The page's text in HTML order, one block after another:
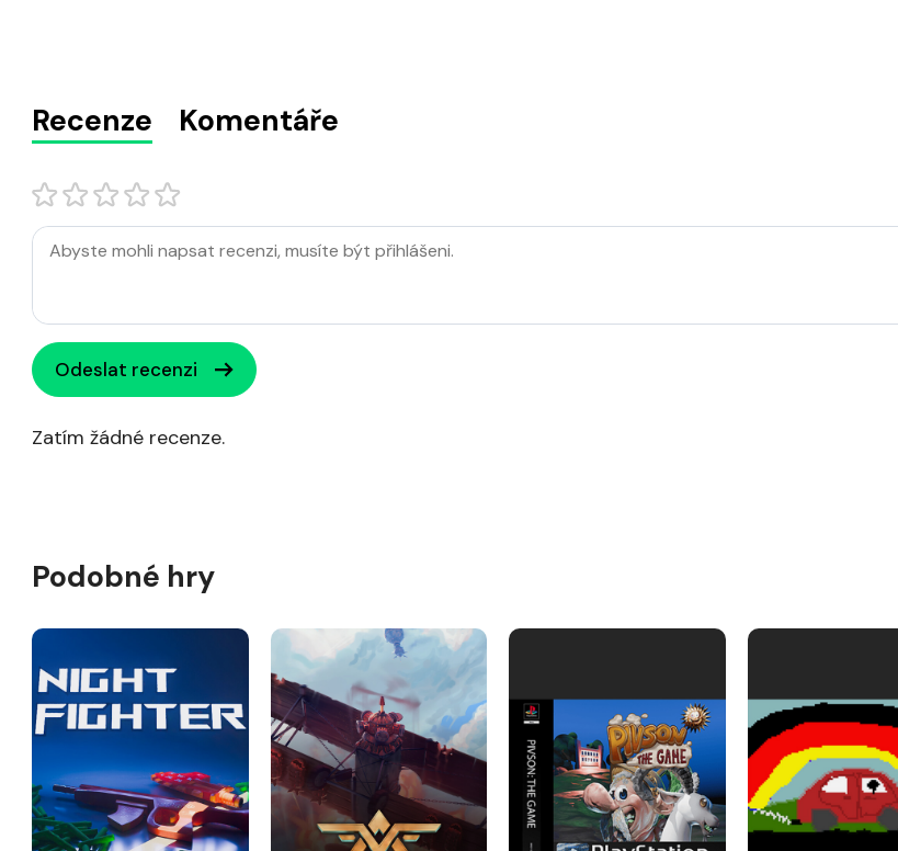
Recenze Komentáře
Odeslat recenzi
Zatím žádné recenze.
Podobné hry